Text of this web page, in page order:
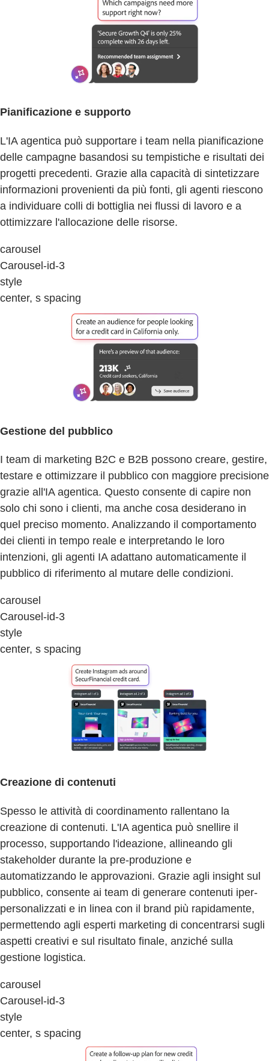
Pianificazione e supporto
L'IA agentica può supportare i team nella pianificazione
delle campagne basandosi su tempistiche e risultati dei
progetti precedenti. Grazie alla capacità di sintetizzare
informazioni provenienti da più fonti, gli agenti riescono
a individuare colli di bottiglia nei flussi di lavoro e a
ottimizzare l'allocazione delle risorse.
carousel
Carousel-id-3
style
center, s spacing
Gestione del pubblico
I team di marketing B2C e B2B possono creare, gestire,
testare e ottimizzare il pubblico con maggiore precisione
grazie all'IA agentica. Questo consente di capire non
solo chi sono i clienti, ma anche cosa desiderano in
quel preciso momento. Analizzando il comportamento
dei clienti in tempo reale e interpretando le loro
intenzioni, gli agenti IA adattano automaticamente il
pubblico di riferimento al mutare delle condizioni.
carousel
Carousel-id-3
style
center, s spacing
Creazione di contenuti
Spesso le attività di coordinamento rallentano la
creazione di contenuti. L'IA agentica può snellire il
processo, supportando l'ideazione, allineando gli
stakeholder durante la pre-produzione e
automatizzando le approvazioni. Grazie agli insight sul
pubblico, consente ai team di generare contenuti iper-
personalizzati e in linea con il brand più rapidamente,
permettendo agli esperti marketing di concentrarsi sugli
aspetti creativi e sul risultato finale, anziché sulla
gestione logistica.
carousel
Carousel-id-3
style
center, s spacing